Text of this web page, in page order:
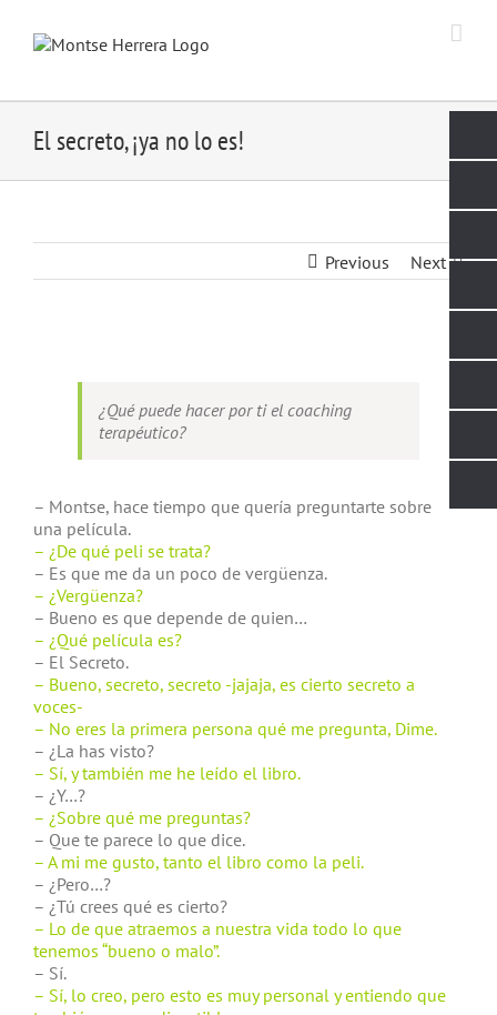
content
El secreto, ¡ya no lo es!
Previous Next
Larger
¿Qué puede hacer por ti el coaching
terapéutico?
– Montse, hace tiempo que quería preguntarte sobre
una película.
– ¿De qué peli se trata?
– Es que me da un poco de vergüenza.
– ¿Vergüenza?
– Bueno es que depende de quien…
– ¿Qué película es?
– El Secreto.
– Bueno, secreto, secreto -jajaja, es cierto secreto a
voces-
– No eres la primera persona qué me pregunta, Dime.
– ¿La has visto?
– Sí, y también me he leído el libro.
– ¿Y…?
– ¿Sobre qué me preguntas?
– Que te parece lo que dice.
– A mi me gusto, tanto el libro como la peli.
– ¿Pero…?
– ¿Tú crees qué es cierto?
– Lo de que atraemos a nuestra vida todo lo que
tenemos “bueno o malo”.
– Sí.
– Sí, lo creo, pero esto es muy personal y entiendo que